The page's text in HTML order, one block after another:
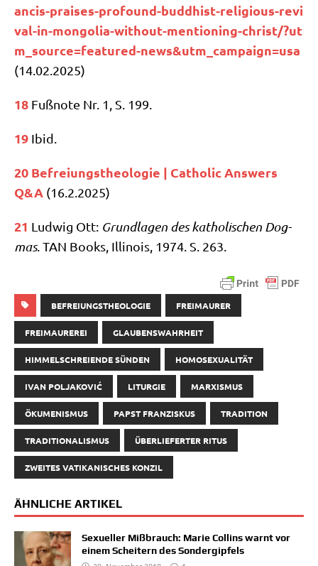
a​n​c​i​s​-​p​r​a​i​s​e​s​-​p​r​o​f​o​u​n​d​-​b​u​d​d​h​i​s​t​-​r​e​l​i​g​i​o​u​s​-​r​e​v​i​
v​a​l​-​i​n​-​m​o​n​g​o​l​i​a​-​w​i​t​h​o​u​t​-​m​e​n​t​i​o​n​i​n​g​-​c​h​r​i​s​t​/​?​u​t​
m​_​s​o​u​r​c​e​=​f​e​a​t​u​r​e​d​-​n​e​w​s​&​u​t​m​_​c​a​m​p​a​i​g​n​=​usa
(14.02.2025)
18 Fuß­no­te Nr. 1, S. 199.
19 Ibid.
20 Befrei­ungs­theo­lo­gie | Catho­lic Ans­wers
Q&A (16.2.2025)
21 Lud­wig Ott: Grund­la­gen des katho­li­schen Dog­
mas. TAN Books, Illi­nois, 1974. S. 263.
BEFREIUNGSTHEOLOGIE FREIMAURER
FREIMAUREREI GLAUBENSWAHRHEIT
HIMMELSCHREIENDE SÜNDEN HOMOSEXUALITÄT
IVAN POLJAKOVIĆ LITURGIE MARXISMUS
ÖKUMENISMUS PAPST FRANZISKUS TRADITION
TRADITIONALISMUS ÜBERLIEFERTER RITUS
ZWEITES VATIKANISCHES KONZIL
ÄHNLICHE ARTIKEL
Sexueller Mißbrauch: Marie Collins warnt vor
einem Scheitern des Sondergipfels